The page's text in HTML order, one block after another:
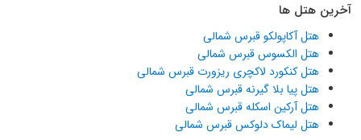
آخرین هتل ها
هتل آکاپولکو قبرس شمالی
هتل الکسوس قبرس شمالی
هتل کنکورد لاکچری ریزورت قبرس شمالی
هتل پیا بلا گیرنه قبرس شمالی
هتل آرکین اسکله قبرس شمالی
هتل لیماک دلوکس قبرس شمالی